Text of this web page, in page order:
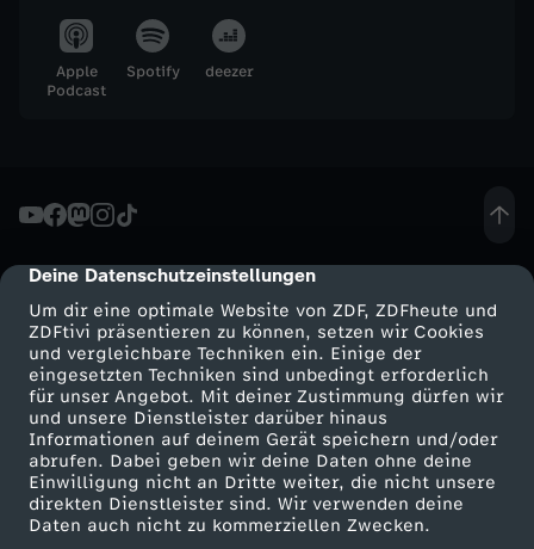
cmp-dialog-description
Deine Datenschutzeinstellungen
Um dir eine optimale Website von ZDF, ZDFheute und
ZDFtivi präsentieren zu können, setzen wir Cookies
und vergleichbare Techniken ein. Einige der
eingesetzten Techniken sind unbedingt erforderlich
für unser Angebot. Mit deiner Zustimmung dürfen wir
und unsere Dienstleister darüber hinaus
Informationen auf deinem Gerät speichern und/oder
abrufen. Dabei geben wir deine Daten ohne deine
Einwilligung nicht an Dritte weiter, die nicht unsere
direkten Dienstleister sind. Wir verwenden deine
Daten auch nicht zu kommerziellen Zwecken.
l
m
3
0
.
S
e
Apple
Podcast
Spotify deezer
Mehr ZDF
ZDF-Apps
Smart TV
ZDFtext
Service
ZDFmitreden
Kontakt zum ZDF
Tickets